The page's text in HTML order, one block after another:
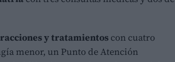
y tratamientoscon cuatro
menor, un Punto de Atención